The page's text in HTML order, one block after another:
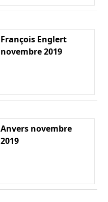
François Englert
novembre 2019
Anvers novembre
2019